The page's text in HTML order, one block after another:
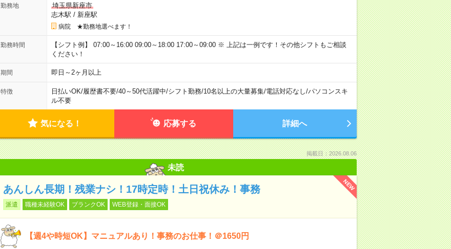
勤務地
埼玉県新座市
志木駅 / 新座駅
病院 ★勤務地選べます！
勤務時間
【シフト例】 07:00～16:00 09:00～18:00 17:00～09:00 ※ 上記は一例です！その他シフトもご相談
ください！
期間 即日～2ヶ月以上
特徴 日払いOK/履歴書不要/40～50代活躍中/シフト勤務/10名以上の大量募集/電話対応なし/パソコンスキ
ル不要
気になる！ 応募する 詳細へ
掲載日：2026.08.06
未読
NEW
あんしん長期！残業ナシ！17時定時！土日祝休み！事務
派遣 職種未経験OK ブランクOK WEB登録・面接OK
【週4や時短OK】マニュアルあり！事務のお仕事！＠1650円